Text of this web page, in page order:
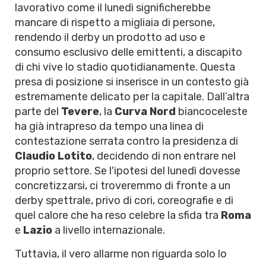
lavorativo come il lunedì significherebbe
mancare di rispetto a migliaia di persone,
rendendo il derby un prodotto ad uso e
consumo esclusivo delle emittenti, a discapito
di chi vive lo stadio quotidianamente. Questa
presa di posizione si inserisce in un contesto già
estremamente delicato per la capitale. Dall’altra
parte del Tevere, la Curva Nord biancoceleste
ha già intrapreso da tempo una linea di
contestazione serrata contro la presidenza di
Claudio Lotito, decidendo di non entrare nel
proprio settore. Se l'ipotesi del lunedì dovesse
concretizzarsi, ci troveremmo di fronte a un
derby spettrale, privo di cori, coreografie e di
quel calore che ha reso celebre la sfida tra Roma
e Lazio a livello internazionale.
Tuttavia, il vero allarme non riguarda solo lo